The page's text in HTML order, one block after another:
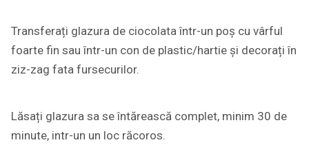
Transferați glazura de ciocolata într-un poș cu vârful
foarte fin sau într-un con de plastic/hartie și decorați în
ziz-zag fata fursecurilor.
Lăsați glazura sa se întărească complet, minim 30 de
minute, intr-un un loc răcoros.